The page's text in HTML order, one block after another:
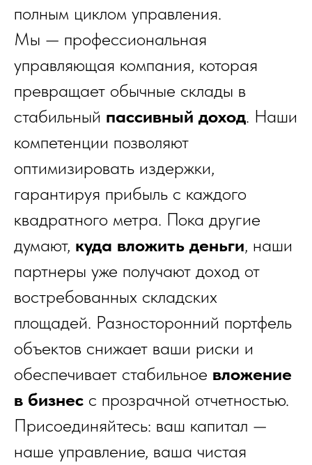
полным циклом управления.
Мы — профессиональная
управляющая компания, которая
превращает обычные склады в
стабильный пассивный доход. Наши
компетенции позволяют
оптимизировать издержки,
гарантируя прибыль с каждого
квадратного метра. Пока другие
думают, куда вложить деньги, наши
партнеры уже получают доход от
востребованных складских
площадей. Разносторонний портфель
объектов снижает ваши риски и
обеспечивает стабильное вложение
в бизнес с прозрачной отчетностью.
Присоединяйтесь: ваш капитал —
наше управление, ваша чистая